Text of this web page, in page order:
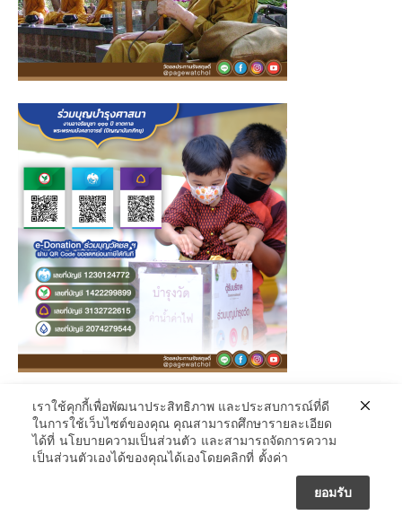
๑๑ พฤษภา – วันปัญญานันทะ
—————————
งานอาจริยบูชา ๑๑๑ ปี ชาตกาล
เราใช้คุกกี้เพื่อพัฒนาประสิทธิภาพ และประสบการณ์ที่ดี
ในการใช้เว็บไซต์ของคุณ คุณสามารถศึกษารายละเอียด
ได้ที่ นโยบายความเป็นส่วนตัว และสามารถจัดการความ
เป็นส่วนตัวเองได้ของคุณได้เองโดยคลิกที่ ตั้งค่า
ยอมรับ